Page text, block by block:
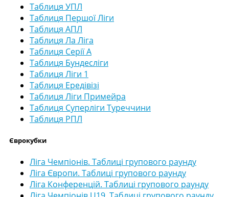
Таблиця УПЛ
Таблиця Першої Ліги
Таблиця АПЛ
Таблиця Ла Ліга
Таблиця Серії А
Таблиця Бундесліги
Таблиця Ліги 1
Таблиця Ередівізі
Таблиця Ліги Примейра
Таблиця Суперліги Туреччини
Таблиця РПЛ
Єврокубки
Ліга Чемпіонів. Таблиці групового раунду
Ліга Європи. Таблиці групового раунду
Ліга Конференцій. Таблиці групового раунду